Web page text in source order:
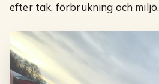
efter tak, förbrukning och miljö.